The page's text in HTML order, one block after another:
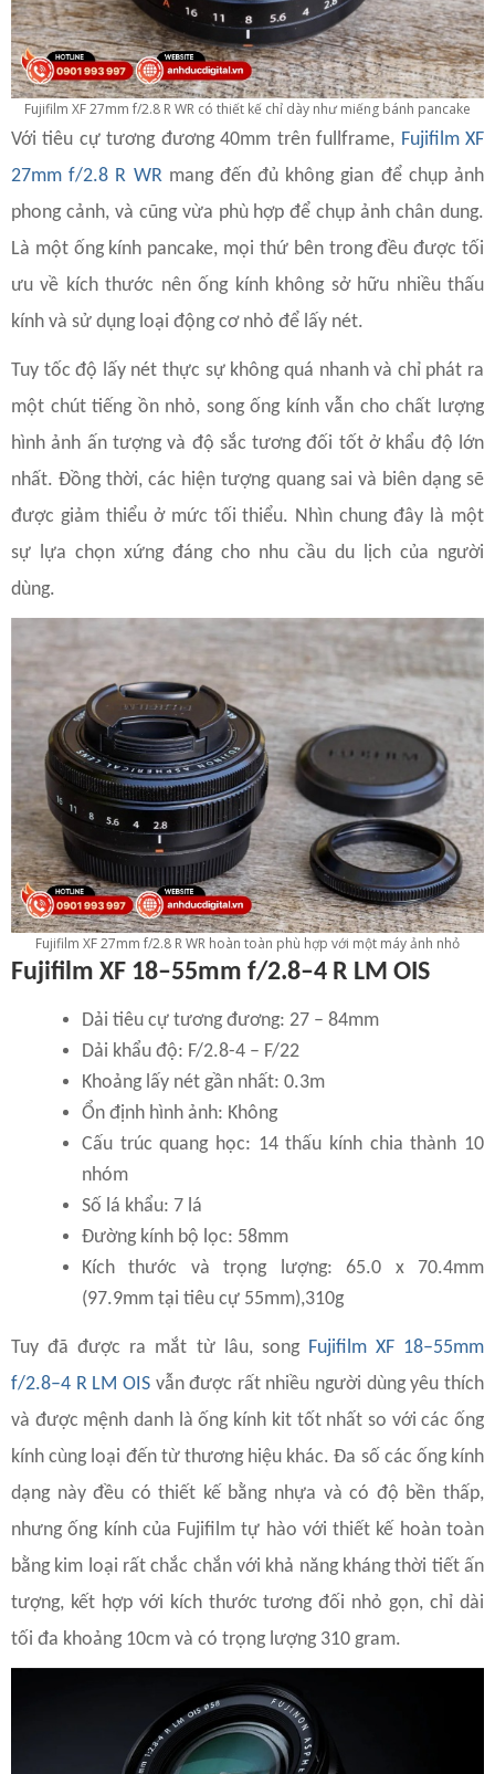
Fujifilm XF 27mm f/2.8 R WR có thiết kế chỉ dày như miếng bánh pancake
Với tiêu cự tương đương 40mm trên fullframe, Fujifilm XF
27mm f/2.8 R WRmang đến đủ không gian để chụp ảnh
phong cảnh, và cũng vừa phù hợp để chụp ảnh chân dung.
Là một ống kính pancake, mọi thứ bên trong đều được tối
ưu về kích thước nên ống kính không sở hữu nhiều thấu
kính và sử dụng loại động cơ nhỏ để lấy nét.
Tuy tốc độ lấy nét thực sự không quá nhanh và chỉ phát ra
một chút tiếng ồn nhỏ, song ống kính vẫn cho chất lượng
hình ảnh ấn tượng và độ sắc tương đối tốt ở khẩu độ lớn
nhất. Đồng thời, các hiện tượng quang sai và biên dạng sẽ
được giảm thiểu ở mức tối thiểu. Nhìn chung đây là một
sự lựa chọn xứng đáng cho nhu cầu du lịch của người
dùng.
Fujifilm XF 27mm f/2.8 R WR hoàn toàn phù hợp với một máy ảnh nhỏ
Fujifilm XF 18–55mm f/2.8–4 R LM OIS
Dải tiêu cự tương đương: 27 – 84mm
Dải khẩu độ: F/2.8-4 – F/22
Khoảng lấy nét gần nhất: 0.3m
Ổn định hình ảnh: Không
Cấu trúc quang học: 14 thấu kính chia thành 10
nhóm
Số lá khẩu: 7 lá
Đường kính bộ lọc: 58mm
Kích thước và trọng lượng: 65.0 x 70.4mm
(97.9mm tại tiêu cự 55mm),310g
Tuy đã được ra mắt từ lâu, song Fujifilm XF 18–55mm
f/2.8–4 R LM OISvẫn được rất nhiều người dùng yêu thích
và được mệnh danh là ống kính kit tốt nhất so với các ống
kính cùng loại đến từ thương hiệu khác. Đa số các ống kính
dạng này đều có thiết kế bằng nhựa và có độ bền thấp,
nhưng ống kính của Fujifilm tự hào với thiết kế hoàn toàn
bằng kim loại rất chắc chắn với khả năng kháng thời tiết ấn
tượng, kết hợp với kích thước tương đối nhỏ gọn, chỉ dài
tối đa khoảng 10cm và có trọng lượng 310 gram.